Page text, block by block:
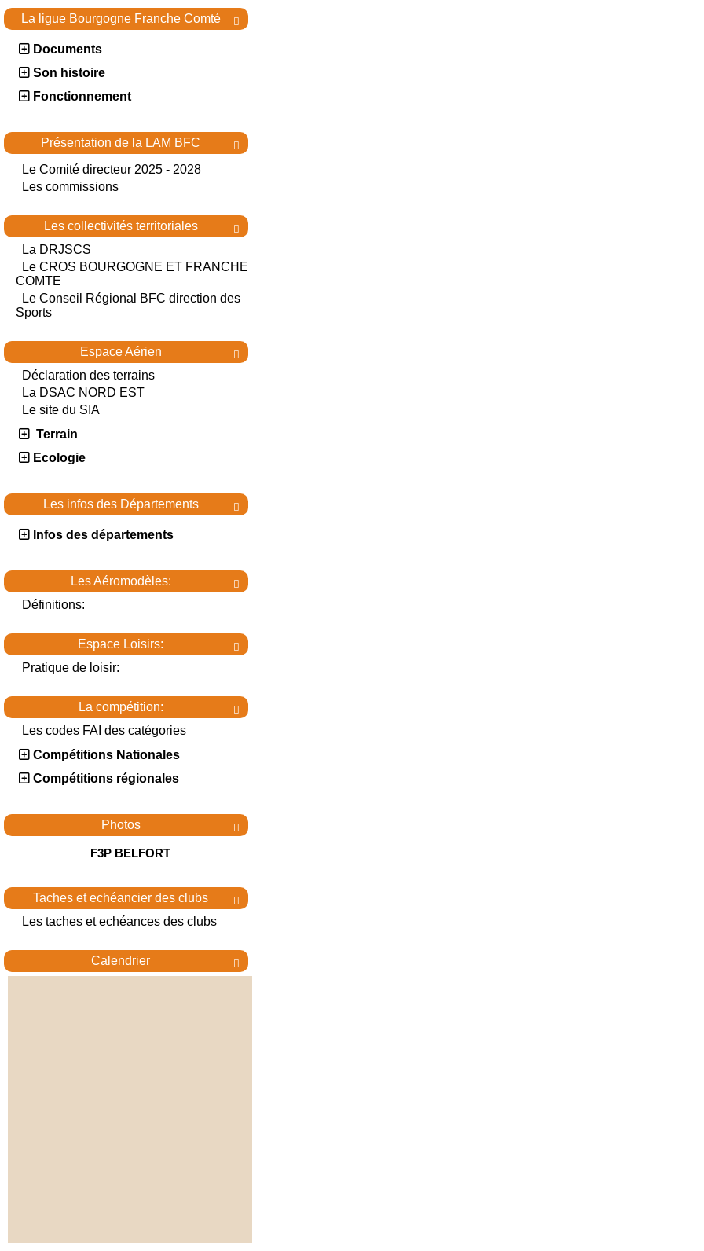

La ligue Bourgogne Franche Comté
Documents
Son histoire
Fonctionnement

Présentation de la LAM BFC
Le Comité directeur 2025 - 2028
Les commissions

Les collectivités territoriales
La DRJSCS
Le CROS BOURGOGNE ET FRANCHE
COMTE
Le Conseil Régional BFC direction des
Sports

Espace Aérien
Déclaration des terrains
La DSAC NORD EST
Le site du SIA
Terrain
Ecologie

Les infos des Départements
Infos des départements

Les Aéromodèles:
Définitions:

Espace Loisirs:
Pratique de loisir:

La compétition:
Les codes FAI des catégories
Compétitions Nationales
Compétitions régionales

Photos
F3P BELFORT

Taches et echéancier des clubs
Les taches et echéances des clubs

Calendrier